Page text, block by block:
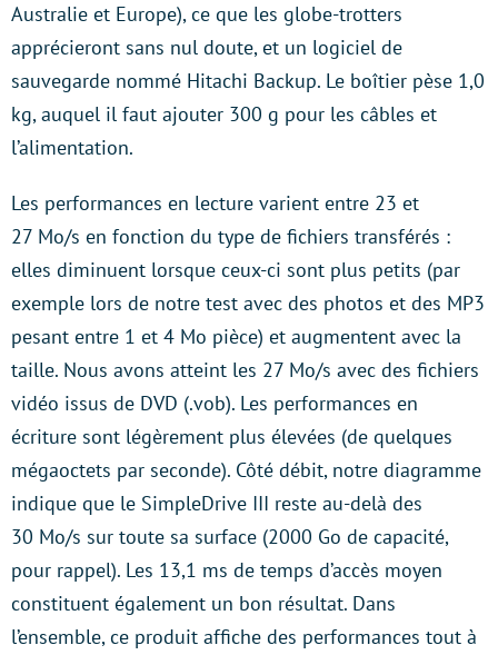
Australie et Europe), ce que les globe-trotters
apprécieront sans nul doute, et un logiciel de
sauvegarde nommé Hitachi Backup. Le boîtier pèse 1,0
kg, auquel il faut ajouter 300 g pour les câbles et
l’alimentation.
Les performances en lecture varient entre 23 et
27 Mo/s en fonction du type de fichiers transférés :
elles diminuent lorsque ceux-ci sont plus petits (par
exemple lors de notre test avec des photos et des MP3
pesant entre 1 et 4 Mo pièce) et augmentent avec la
taille. Nous avons atteint les 27 Mo/s avec des fichiers
vidéo issus de DVD (.vob). Les performances en
écriture sont légèrement plus élevées (de quelques
mégaoctets par seconde). Côté débit, notre diagramme
indique que le SimpleDrive III reste au-delà des
30 Mo/s sur toute sa surface (2000 Go de capacité,
pour rappel). Les 13,1 ms de temps d’accès moyen
constituent également un bon résultat. Dans
l’ensemble, ce produit affiche des performances tout à